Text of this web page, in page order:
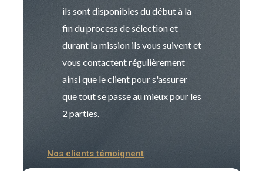
ils sont disponibles du début à la
fin du process de sélection et
durant la mission ils vous suivent et
vous contactent régulièrement
ainsi que le client pour s'assurer
que tout se passe au mieux pour les
2 parties.
Nos clients témoignent